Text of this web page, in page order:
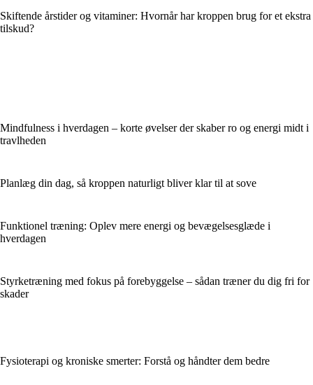
Skiftende årstider og vitaminer: Hvornår har kroppen brug for et ekstra
tilskud?
Mindfulness i hverdagen – korte øvelser der skaber ro og energi midt i
travlheden
Planlæg din dag, så kroppen naturligt bliver klar til at sove
Funktionel træning: Oplev mere energi og bevægelsesglæde i
hverdagen
Styrketræning med fokus på forebyggelse – sådan træner du dig fri for
skader
Fysioterapi og kroniske smerter: Forstå og håndter dem bedre